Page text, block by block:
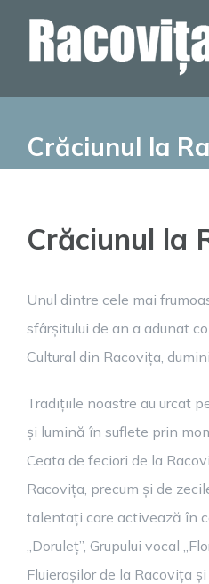
Crăciunul la
Crăciunul la
Unul dintre cele mai
sfârșitului de an a adunat
Cultural din Racovița,
Tradițiile noastre au urcat
și lumină în suflete prin
Ceata de feciori de la
Racovița, precum și de
talentați care activează în
„Doruleț”, Grupului vocal
Fluierașilor de la Racovița